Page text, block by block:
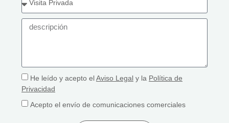
He leído y acepto elAviso Legal y la Política de
Privacidad
Acepto el envío de comunicaciones comerciales